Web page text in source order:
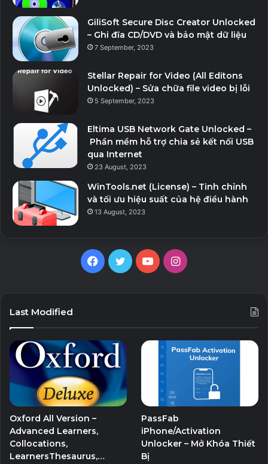
GiliSoft Secure Disc Creator Unlocked
– Ghi đĩa CD/DVD và bảo mật dữ liệu
7 September, 2023
Stellar Repair for Video (All Editons
Unlocked) – Sửa chữa file video bị lỗi
5 September, 2023
Eltima USB Network Gate Unlocked –
Phần mềm hỗ trợ chia sẻ kết nối USB
qua Internet
23 August, 2023
WinTools.net (License) – Tinh chỉnh
và tối ưu hiệu suất của hệ điều hành
13 August, 2023
Facebook
TwitterYouTubeInstagram
Last Modified
Oxford All Version –
Advanced Learners,
Collocations,
LearnersThesaurus,…
PassFab
iPhone/Activation
Unlocker – Mở Khóa Thiết
Bị